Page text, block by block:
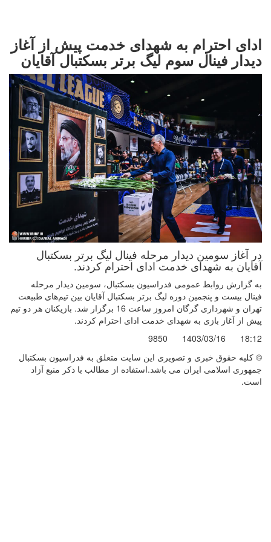
ادای احترام به شهدای خدمت پیش از آغاز
دیدار فینال سوم لیگ برتر بسکتبال آقایان
در آغاز سومین دیدار مرحله فینال لیگ برتر بسکتبال
آقایان به شهدای خدمت ادای احترام کردند.
به گزارش روابط عمومی فدراسیون بسکتبال، سومین دیدار مرحله
فینال بیست و پنجمین دوره لیگ برتر بسکتبال آقایان بین تیم‌های طبیعت
تهران و شهرداری گرگان امروز ساعت 16 برگزار شد. بازیکنان هر دو تیم
پیش از آغاز بازی به شهدای خدمت ادای احترام کردند.
18:12
1403/03/16
9850
© کليه حقوق خبری و تصويری اين سايت متعلق به فدراسیون بسکتبال
جمهوری اسلامی ایران می باشد.استفاده از مطالب با ذكر منبع آزاد
است.